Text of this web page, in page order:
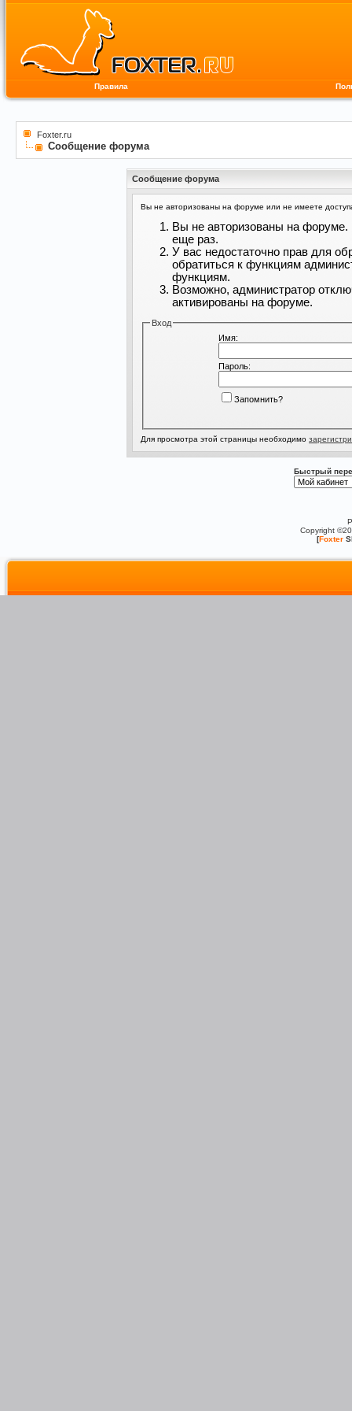
Правила
Foxter.ru
Сообщение форума
Сообщение форума
Вы не авторизованы на форуме или не имеете
Вы не авторизованы на форуме.
еще раз.
У вас недостаточно прав для
обратиться к функциям
функциям.
Возможно, администратор
активированы на форуме.
Вход
Имя:
Пароль:
Запомнить?
Для просмотра этой страницы необходимо
Быстрый
Copyright
[Foxter